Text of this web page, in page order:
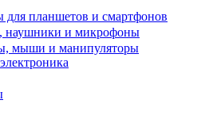
для планшетов и смартфонов
наушники и микрофоны
мыши и манипуляторы